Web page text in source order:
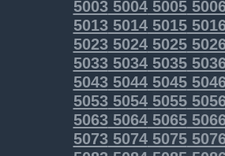
500350045005
501350145015
502350245025
503350345035
504350445045
505350545055
506350645065
507350745075